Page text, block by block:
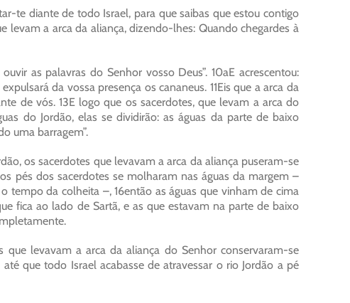
te diante de todo Israel, para que saibas que estou contigo
levam a arca da aliança, dizendo-lhes: Quando chegardes à
as palavras do Senhor vosso Deus”. 10aE acrescentou:
da vossa presença os cananeus. 11Eis que a arca da
de vós. 13E logo que os sacerdotes, que levam a arca do
do Jordão, elas se dividirão: as águas da parte de baixo
uma barragem”.
os sacerdotes que levavam a arca da aliança puseram-se
pés dos sacerdotes se molharam nas águas da margem –
tempo da colheita –, 16então as águas que vinham de cima
fica ao lado de Sartã, e as que estavam na parte de baixo
que levavam a arca da aliança do Senhor conservaram-se
que todo Israel acabasse de atravessar o rio Jordão a pé